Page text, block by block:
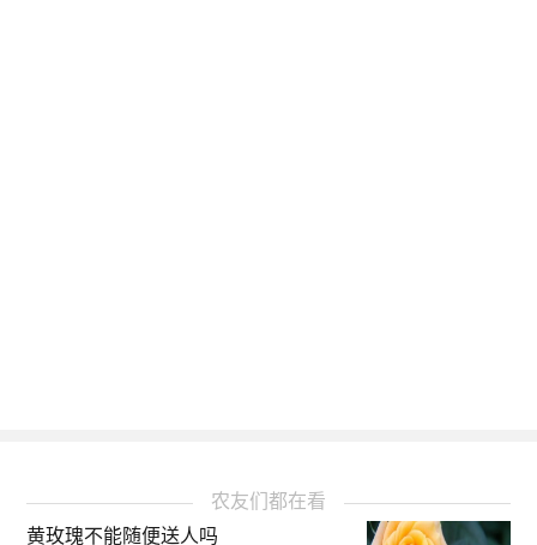
农友们都在看
黄玫瑰不能随便送人吗